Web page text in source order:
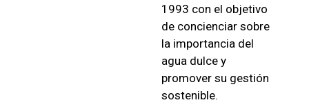
1993 con el objetivo
de concienciar sobre
la importancia del
agua dulce y
promover su gestión
sostenible.